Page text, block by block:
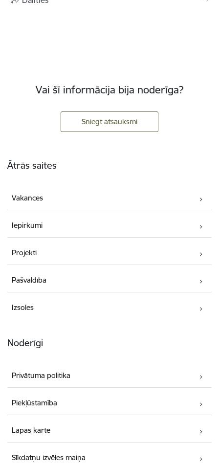
Vai šī informācija bija noderīga?
Sniegt atsauksmi
Ātrās saites
Vakances
Iepirkumi
Projekti
Pašvaldība
Izsoles
Noderīgi
Privātuma politika
Piekļūstamība
Lapas karte
Sīkdatņu izvēles maiņa